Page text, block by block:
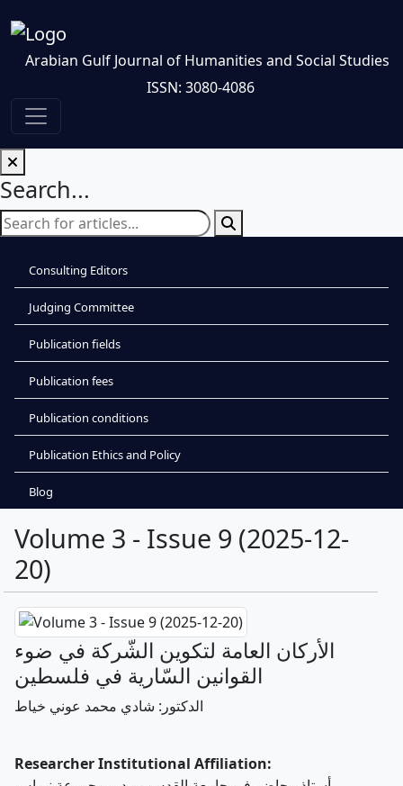
Arabian Gulf Journal of Humanities and Social Studies
ISSN: 3080-4086
Search...
Consulting Editors
Judging Committee
Publication fields
Publication fees
Publication conditions
Publication Ethics and Policy
Blog
Volume 3 - Issue 9 (2025-12-
20)
الأركان العامة لتكوين الشّركة في ضوء
القوانين السّارية في فلسطين
الدكتور: شادي محمد عوني خياط
Researcher Institutional Affiliation: